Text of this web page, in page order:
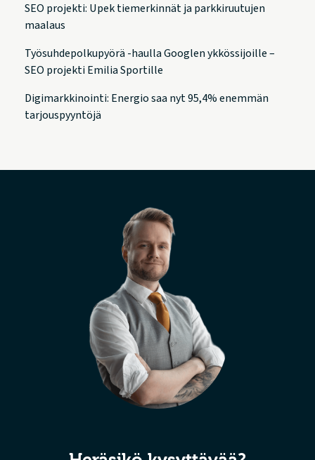
SEO projekti: Upek tiemerkinnät ja parkkiruutujen
maalaus
Työsuhdepolkupyörä -haulla Googlen ykkössijoille –
SEO projekti Emilia Sportille
Digimarkkinointi: Energio saa nyt 95,4% enemmän
tarjouspyyntöjä